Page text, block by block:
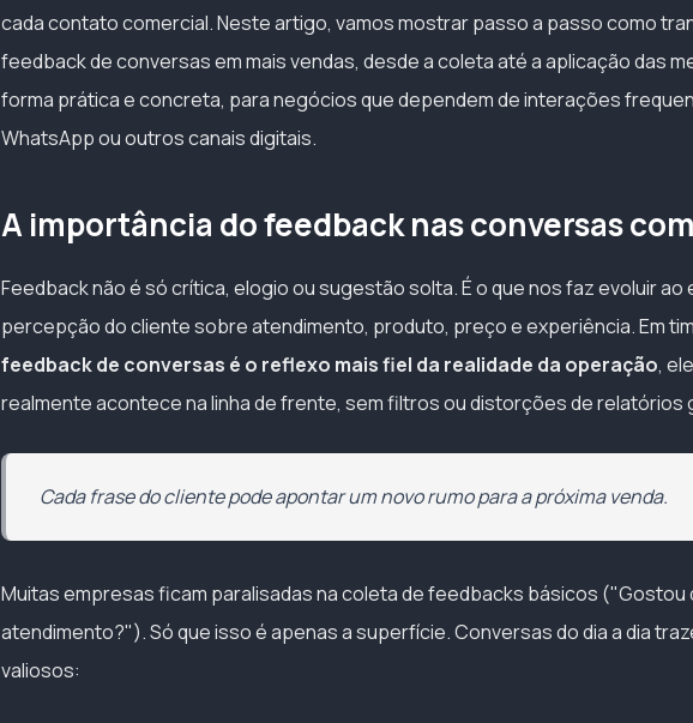
cada contato comercial. Neste artigo, vamos mostrar passo a passo como
feedback de conversas em mais vendas, desde a coleta até a aplicação das
forma prática e concreta, para negócios que dependem de interações
WhatsApp ou outros canais digitais.
A importância do feedback nas conversas
Feedback não é só crítica, elogio ou sugestão solta. É o que nos faz evoluir ao
percepção do cliente sobre atendimento, produto, preço e experiência. Em
feedback de conversas é o reflexo mais fiel da realidade da operação,
realmente acontece na linha de frente, sem filtros ou distorções de relatórios
Cada frase do cliente pode apontar um novo rumo para a próxima venda.
Muitas empresas ficam paralisadas na coleta de feedbacks básicos ("Gostou
atendimento?"). Só que isso é apenas a superfície. Conversas do dia a dia
valiosos: